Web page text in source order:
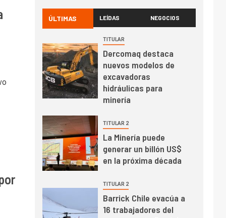
Codelco Ventanas
prueba camión 100%
eléctrico para
transportar cátodos al
Puerto de San Antonio
2 I+D
Producción minera en
mayo de 2026 cae
10,6%
3
PIB minero impacta el
crecimiento regional:
Banco Central reporta
resultados dispares en
Informe bimensual de
Cochilco: precio del
cobre alcanza
ÚLTIMAS LEÍDAS NEGOCIOS
TITULAR
Dercomaq destaca
nuevos modelos de
excavadoras
hidráulicas para
minería
TITULAR 2
La Minería puede
generar un billón US$
en la próxima década
TITULAR 2
Barrick Chile evacúa a
16 trabajadores del